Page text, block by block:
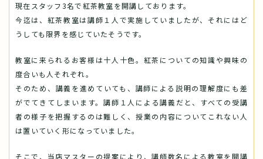
現在スタッフ3名で紅茶教室を開講しております。
今迄は、紅茶教室は講師１人で実施していましたが、それにはど
うしても限界を感じていたそうです。
教室に来られるお客様は十人十色。紅茶についての知識や興味の
度合いも人それぞれ。
そのため、講義を進めていても、講師による説明の理解度にも差
がでてきてしまいます。講師１人による講義だと、すべての受講
者の様子を把握するのは難しく、授業の内容についてこれない人
は置いていく形になっていました。
そこで、当店マスターの提案により、講師数名による教室を開講